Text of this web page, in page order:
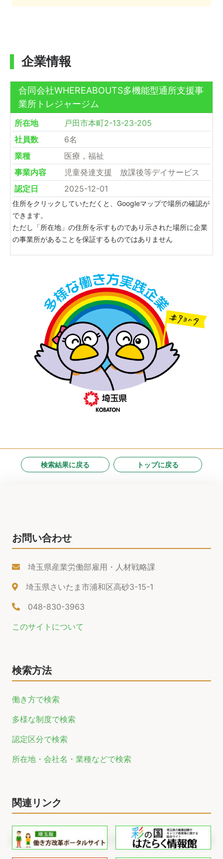
企業情報
合同会社WHEREABOUTS多機能型通所支援事
業所トレジャージム
所在地
戸田市本町2-13-23-205
社員数
6名
業種
医療，福祉
事業内容
児童発達支援 放課後等デイサービス
認定日
2025-12-01
住所をクリックしていただくと、Googleマップで場所の確認が
できます。
ただし「所在地」の住所を示すものであり示された場所に企業
の事業所があることを保証するものではありません
検索結果に戻る トップに戻る
お問い合わせ
埼玉県産業労働部雇用・人材戦略課
埼玉県さいたま市浦和区高砂3-15-1
048-830-3963
このサイトについて
検索方法
働き方で検索
多様な制度で検索
認定区分で検索
所在地・会社名・業種などで検索
関連リンク